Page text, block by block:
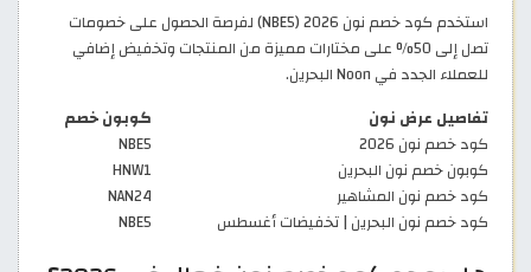
استخدم كود خصم نون 2026 (NBE5) لفرصة الحصول على خصومات
تصل إلى 50% على مختارات مميزة من المنتجات وتخفيض إضافي
للعملاء الجدد في Noon البحرين.
تفاصيل عرض نون
كوبون خصم
كود خصم نون 2026
NBE5
كوبون خصم نون البحرين
HNW1
كود خصم نون المشاهير
NAN24
كود خصم نون البحرين | تخفيضات أغسطس
NBE5